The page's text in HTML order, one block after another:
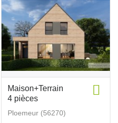
Maison+Terrain
4 pièces
Ploemeur (56270)